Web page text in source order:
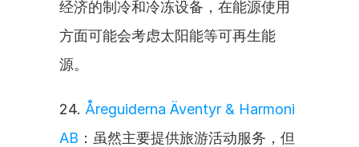
经济的制冷和冷冻设备，在能源使用
方面可能会考虑太阳能等可再生能
源。
24. Åreguiderna Äventyr & Harmoni
AB ：虽然主要提供旅游活动服务，但